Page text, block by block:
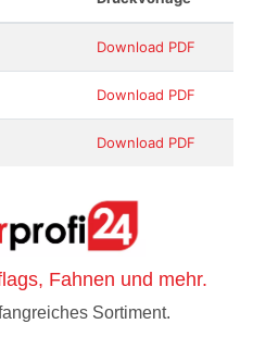
Download PDF
Download PDF
Download PDF
Fahnen und mehr.
Sortiment.